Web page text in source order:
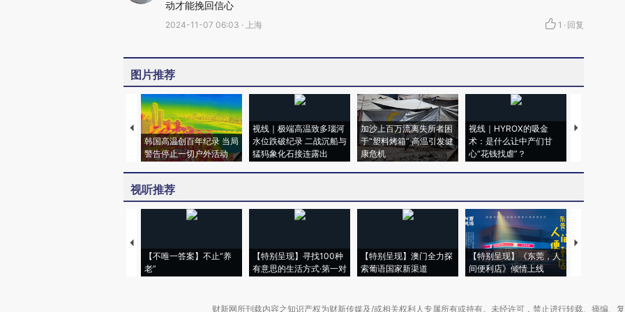
动才能挽回信心
2024-11-07 06:03 · 上海 1 · 回复
图片推荐
韩国高温创百年纪录 当局
警告停止一切户外活动
视线｜极端高温致多瑙河
水位跌破纪录 二战沉船与
猛犸象化石接连露出
加沙上百万流离失所者困
于“塑料烤箱” 高温引发健
康危机
视线｜HYROX的吸金
术：是什么让中产们甘
心“花钱找虐”？
马航飞行员
视听推荐
【不唯一答案】不止“养
老”
【特别呈现】寻找100种
有意思的生活方式·第一对
【特别呈现】澳门全力探
索葡语国家新渠道
【特别呈现】《东莞，人
间便利店》倾情上线
【推广】走
财新网所刊载内容之知识产权为财新传媒及/或相关权利人专属所有或持有。未经许可，禁止进行转载、摘编、复